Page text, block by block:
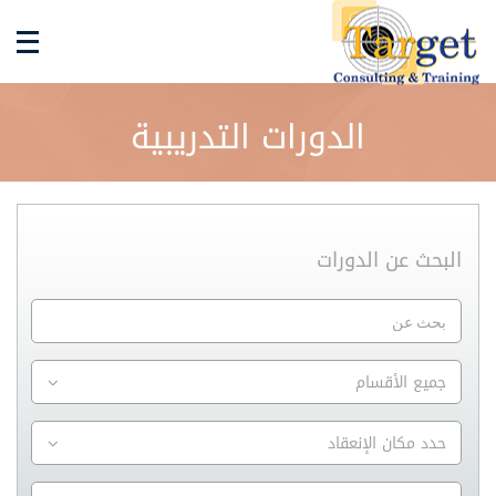
الدورات التدريبية
البحث عن الدورات
جميع الأقسام
حدد مكان الإنعقاد